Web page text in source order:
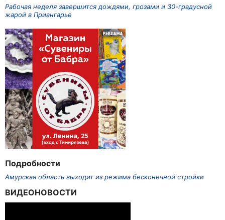
Рабочая неделя завершится дождями, грозами и 30-градусной
жарой в Приангарье
Подробности
Амурская область выходит из режима бесконечной стройки
ВИДЕОНОВОСТИ